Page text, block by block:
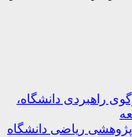
راهبردی دانشگاه،
ریاضی دانشگاه